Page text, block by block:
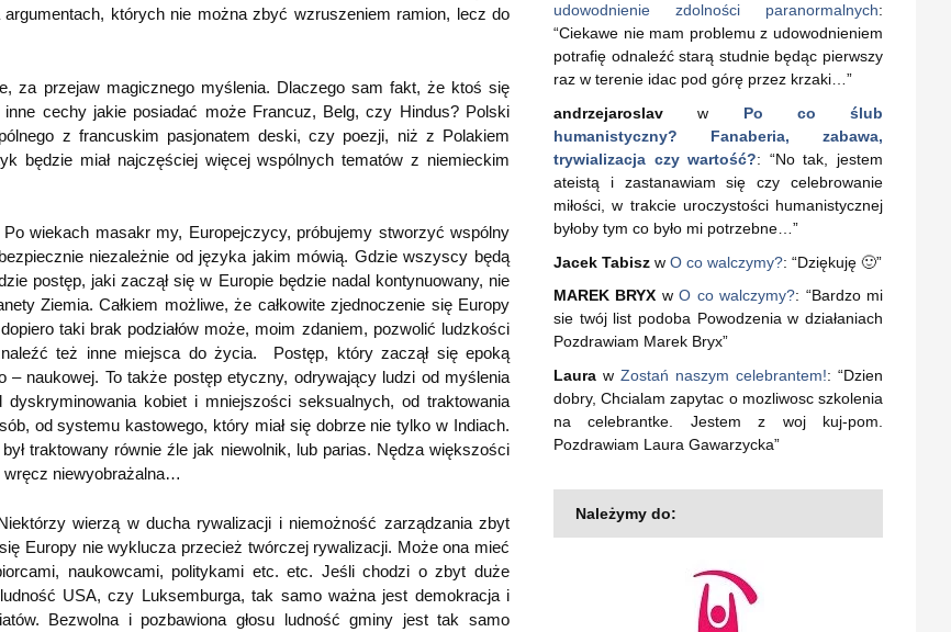
których nie można zbyć wzruszeniem ramion, lecz do
za przejaw magicznego myślenia. Dlaczego sam fakt, że ktoś się
cechy jakie posiadać może Francuz, Belg, czy Hindus? Polski
z francuskim pasjonatem deski, czy poezji, niż z Polakiem
będzie miał najczęściej więcej wspólnych tematów z niemieckim
wiekach masakr my, Europejczycy, próbujemy stworzyć wspólny
niezależnie od języka jakim mówią. Gdzie wszyscy będą
postęp, jaki zaczął się w Europie będzie nadal kontynuowany, nie
Ziemia. Całkiem możliwe, że całkowite zjednoczenie się Europy
taki brak podziałów może, moim zdaniem, pozwolić ludzkości
też inne miejsca do życia. Postęp, który zaczął się epoką
– naukowej. To także postęp etyczny, odrywający ludzi od myślenia
kobiet i mniejszości seksualnych, od traktowania
od systemu kastowego, który miał się dobrze nie tylko w Indiach.
traktowany równie źle jak niewolnik, lub parias. Nędza większości
wręcz niewyobrażalna…
wierzą w ducha rywalizacji i niemożność zarządzania zbyt
Europy nie wyklucza przecież twórczej rywalizacji. Może ona mieć
naukowcami, politykami etc. etc. Jeśli chodzi o zbyt duże
USA, czy Luksemburga, tak samo ważna jest demokracja i
Bezwolna i pozbawiona głosu ludność gminy jest tak samo
udowodnienie zdolności paranormalnych:
“Ciekawe nie mam problemu z udowodnieniem
potrafię odnaleźć starą studnie będąc pierwszy
raz w terenie idac pod górę przez krzaki… ”
andrzejaroslav w Po co ślub
humanistyczny? Fanaberia, zabawa,
trywializacja czy wartość?: “No tak, jestem
ateistą i zastanawiam się czy celebrowanie
miłości, w trakcie uroczystości humanistycznej
byłoby tym co było mi potrzebne… ”
Jacek Tabisz w O co walczymy?: “Dziękuję 🙂”
MAREK BRYX wO co walczymy?: “Bardzo mi
sie twój list podoba Powodzenia w działaniach
Pozdrawiam Marek Bryx”
Laura w Zostań naszym celebrantem!: “Dzien
dobry, Chcialam zapytac o mozliwosc szkolenia
na celebrantke. Jestem z woj kuj-pom.
Pozdrawiam Laura Gawarzycka”
Należymy do: